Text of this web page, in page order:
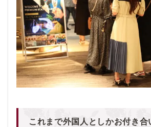
これまで外国人としかお付き合